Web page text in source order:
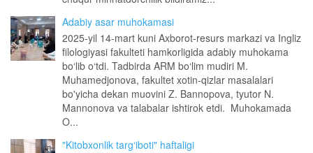
Adabiy asar muhokamasi
2025-yil 14-mart kuni Axborot-resurs markazi va Ingliz
filologiyasi fakulteti hamkorligida adabiy muhokama
bo‘lib o‘tdi. Tadbirda ARM bo‘lim mudiri M.
Muhamedjonova, fakultet xotin-qizlar masalalari
bo'yicha dekan muovini Z. Bannopova, tyutor N.
Mannonova va talabalar ishtirok etdi. Muhokamada
O...
"Kitobxonlik targ‘iboti" haftaligi